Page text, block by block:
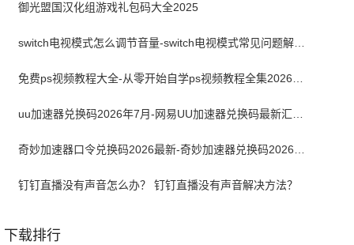
御光盟国汉化组游戏礼包码大全2025
switch电视模式怎么调节音量-switch电视模式常见问题解决方案
钉钉直播没有声音怎么办？ 钉钉直播没有声音解决方法？
下载排行